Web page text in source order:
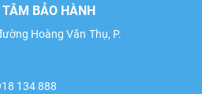
BẢO HÀNH
Hoàng Văn Thụ, P.
134 888